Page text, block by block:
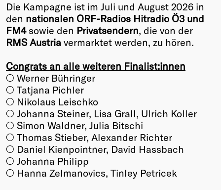
Winners
2026
Past
Annual
Die Kampagne ist im Juli und August 2026 in
den nationalen ORF-Radios Hitradio Ö3 und
FM4sowie den Privatsendern, die von der
RMS Austria vermarktet werden, zu hören.
Congrats an alle weiteren Finalist:innen
○ Werner Bühringer
○ Tatjana Pichler
○ Nikolaus Leischko
○ Johanna Steiner, Lisa Grall, Ulrich Koller
○ Simon Waldner, Julia Bitschi
○ Thomas Stieber, Alexander Richter
○ Daniel Kienpointner, David Hassbach
○ Johanna Philipp
○ Hanna Zelmanovics, Tinley Petricek